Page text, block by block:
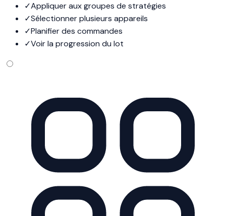
✓Appliquer aux groupes de stratégies
✓Sélectionner plusieurs appareils
✓Planifier des commandes
✓Voir la progression du lot